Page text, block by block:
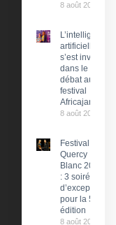
8 août 2026
L’intelligence
artificielle
s’est invitée
dans le
débat au
festival
Africajarc
8 août 2026
Festival du
Quercy
Blanc 2026
: 3 soirées
d’exception
pour la 58e
édition
8 août 2026